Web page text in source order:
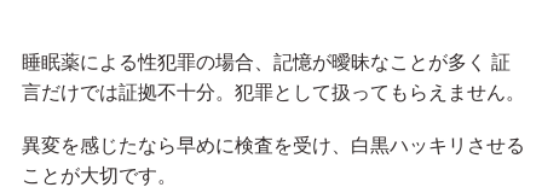
睡眠薬による性犯罪の場合、記憶が曖昧なことが多く 証
言だけでは証拠不十分。犯罪として扱ってもらえません。
異変を感じたなら早めに検査を受け、白黒ハッキリさせる
ことが大切です。